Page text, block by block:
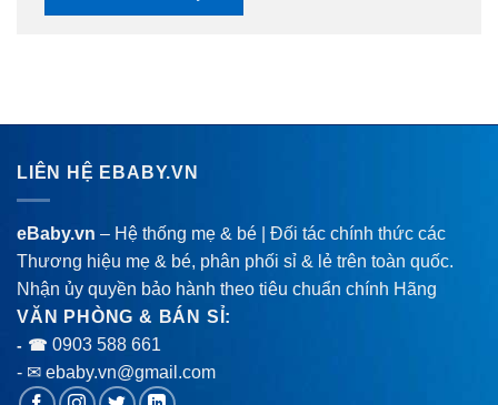
LIÊN HỆ EBABY.VN
eBaby.vn – Hệ thống mẹ & bé | Đối tác chính thức các
Thương hiệu mẹ & bé, phân phối sỉ & lẻ trên toàn quốc.
Nhận ủy quyền bảo hành theo tiêu chuẩn chính Hãng
VĂN PHÒNG & BÁN SỈ:
- ☎ 0903 588 661
- ✉ ebaby.vn@gmail.com